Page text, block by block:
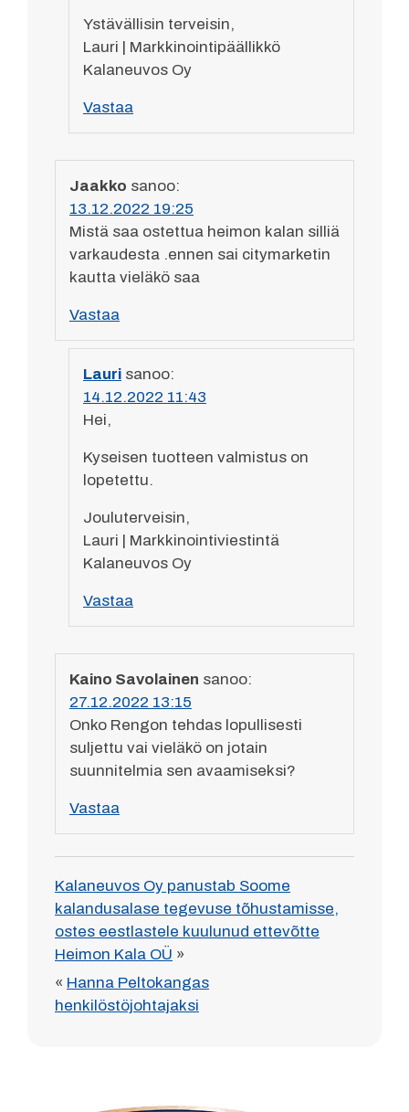
Ystävällisin terveisin,
Lauri | Markkinointipäällikkö
Kalaneuvos Oy
Vastaa
Jaakko sanoo:
13.12.2022 19:25
Mistä saa ostettua heimon kalan silliä
varkaudesta .ennen sai citymarketin
kautta vieläkö saa
Vastaa
Lauri sanoo:
14.12.2022 11:43
Hei,
Kyseisen tuotteen valmistus on
lopetettu.
Jouluterveisin,
Lauri | Markkinointiviestintä
Kalaneuvos Oy
Vastaa
Kaino Savolainen sanoo:
27.12.2022 13:15
Onko Rengon tehdas lopullisesti
suljettu vai vieläkö on jotain
suunnitelmia sen avaamiseksi?
Vastaa
Kalaneuvos Oy panustab Soome
kalandusalase tegevuse tõhustamisse,
ostes eestlastele kuulunud ettevõtte
Heimon Kala OÜ »
« Hanna Peltokangas
henkilöstöjohtajaksi